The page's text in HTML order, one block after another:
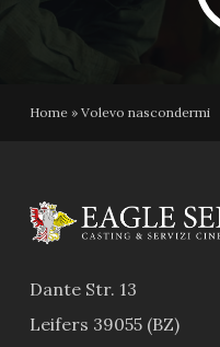
Home» Volevo nascondermi
Dante Str. 13
Leifers 39055 (BZ)